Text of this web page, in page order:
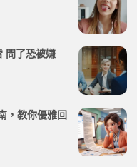
問了恐被嫌
，教你優雅回